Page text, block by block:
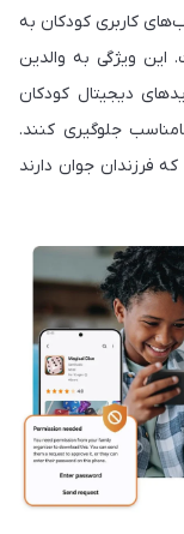
کاربری کودکان به
این ویژگی به والدین
دیجیتال کودکان
جلوگیری کنند.
فرزندان جوان دارند